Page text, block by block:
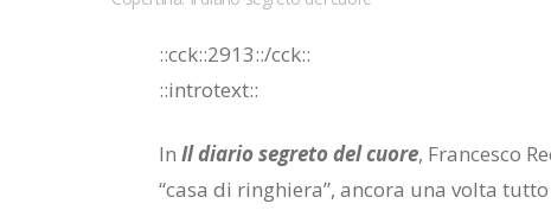
::cck::2913::/cck::
::introtext::
In Il diario segreto del cuore, Francesco
“casa di ringhiera”, ancora una volta